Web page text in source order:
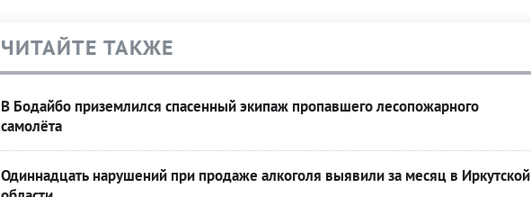
ЧИТАЙТЕ ТАКЖЕ
В Бодайбо приземлился спасенный экипаж пропавшего лесопожарного
самолёта
Одиннадцать нарушений при продаже алкоголя выявили за месяц в Иркутской